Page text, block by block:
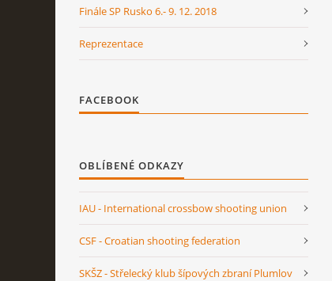
Finále SP Rusko 6.- 9. 12. 2018
Reprezentace
FACEBOOK
OBLÍBENÉ ODKAZY
IAU - International crossbow shooting union
CSF - Croatian shooting federation
SKŠZ - Střelecký klub šípových zbraní Plumlov